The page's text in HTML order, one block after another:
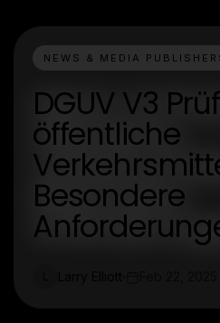
NEWS & MEDIA
DGUV V3
öffentliche
Besondere